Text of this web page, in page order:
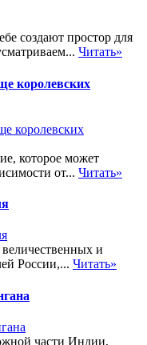
создают простор для
Читать»
королевских
которое может
от... Читать»
и
России,... Читать»
части Индии,